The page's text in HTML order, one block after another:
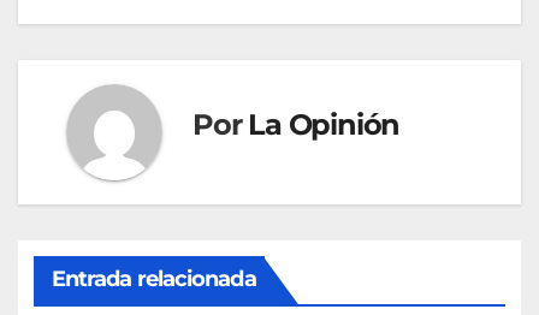
entradas
Por La Opinión
Entrada relacionada